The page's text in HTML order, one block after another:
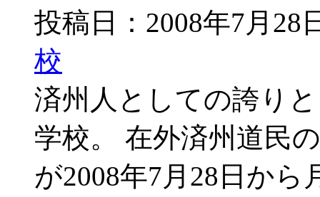
投稿日：2008年7月28
校
済州人としての誇り
学校。 在外済州道民
が2008年7月28日か